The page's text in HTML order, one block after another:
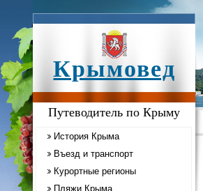
Крымовед
Путеводитель по Крыму
История Крыма
Въезд и транспорт
Курортные регионы
Пляжи Крыма